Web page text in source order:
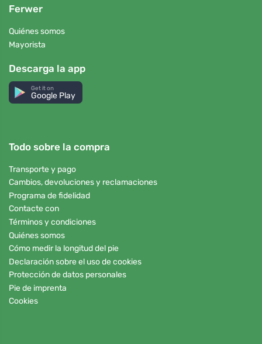
Ferwer
Quiénes somos
Mayorista
Descarga la app
Get it on
Google Play
Todo sobre la compra
Transporte y pago
Cambios, devoluciones y reclamaciones
Programa de fidelidad
Contacte con
Términos y condiciones
Quiénes somos
Cómo medir la longitud del pie
Declaración sobre el uso de cookies
Protección de datos personales
Pie de imprenta
Cookies